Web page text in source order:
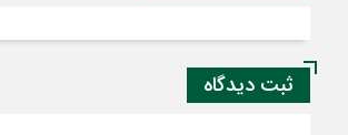
ثبت دیدگاه